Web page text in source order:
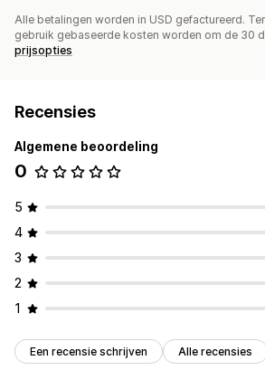
Alle betalingen worden in USD gefactureerd.
gebruik gebaseerde kosten worden om de 30
prijsopties
Recensies
Algemene beoordeling
0
5
4
3
2
1
Een recensie schrijven Alle recensies